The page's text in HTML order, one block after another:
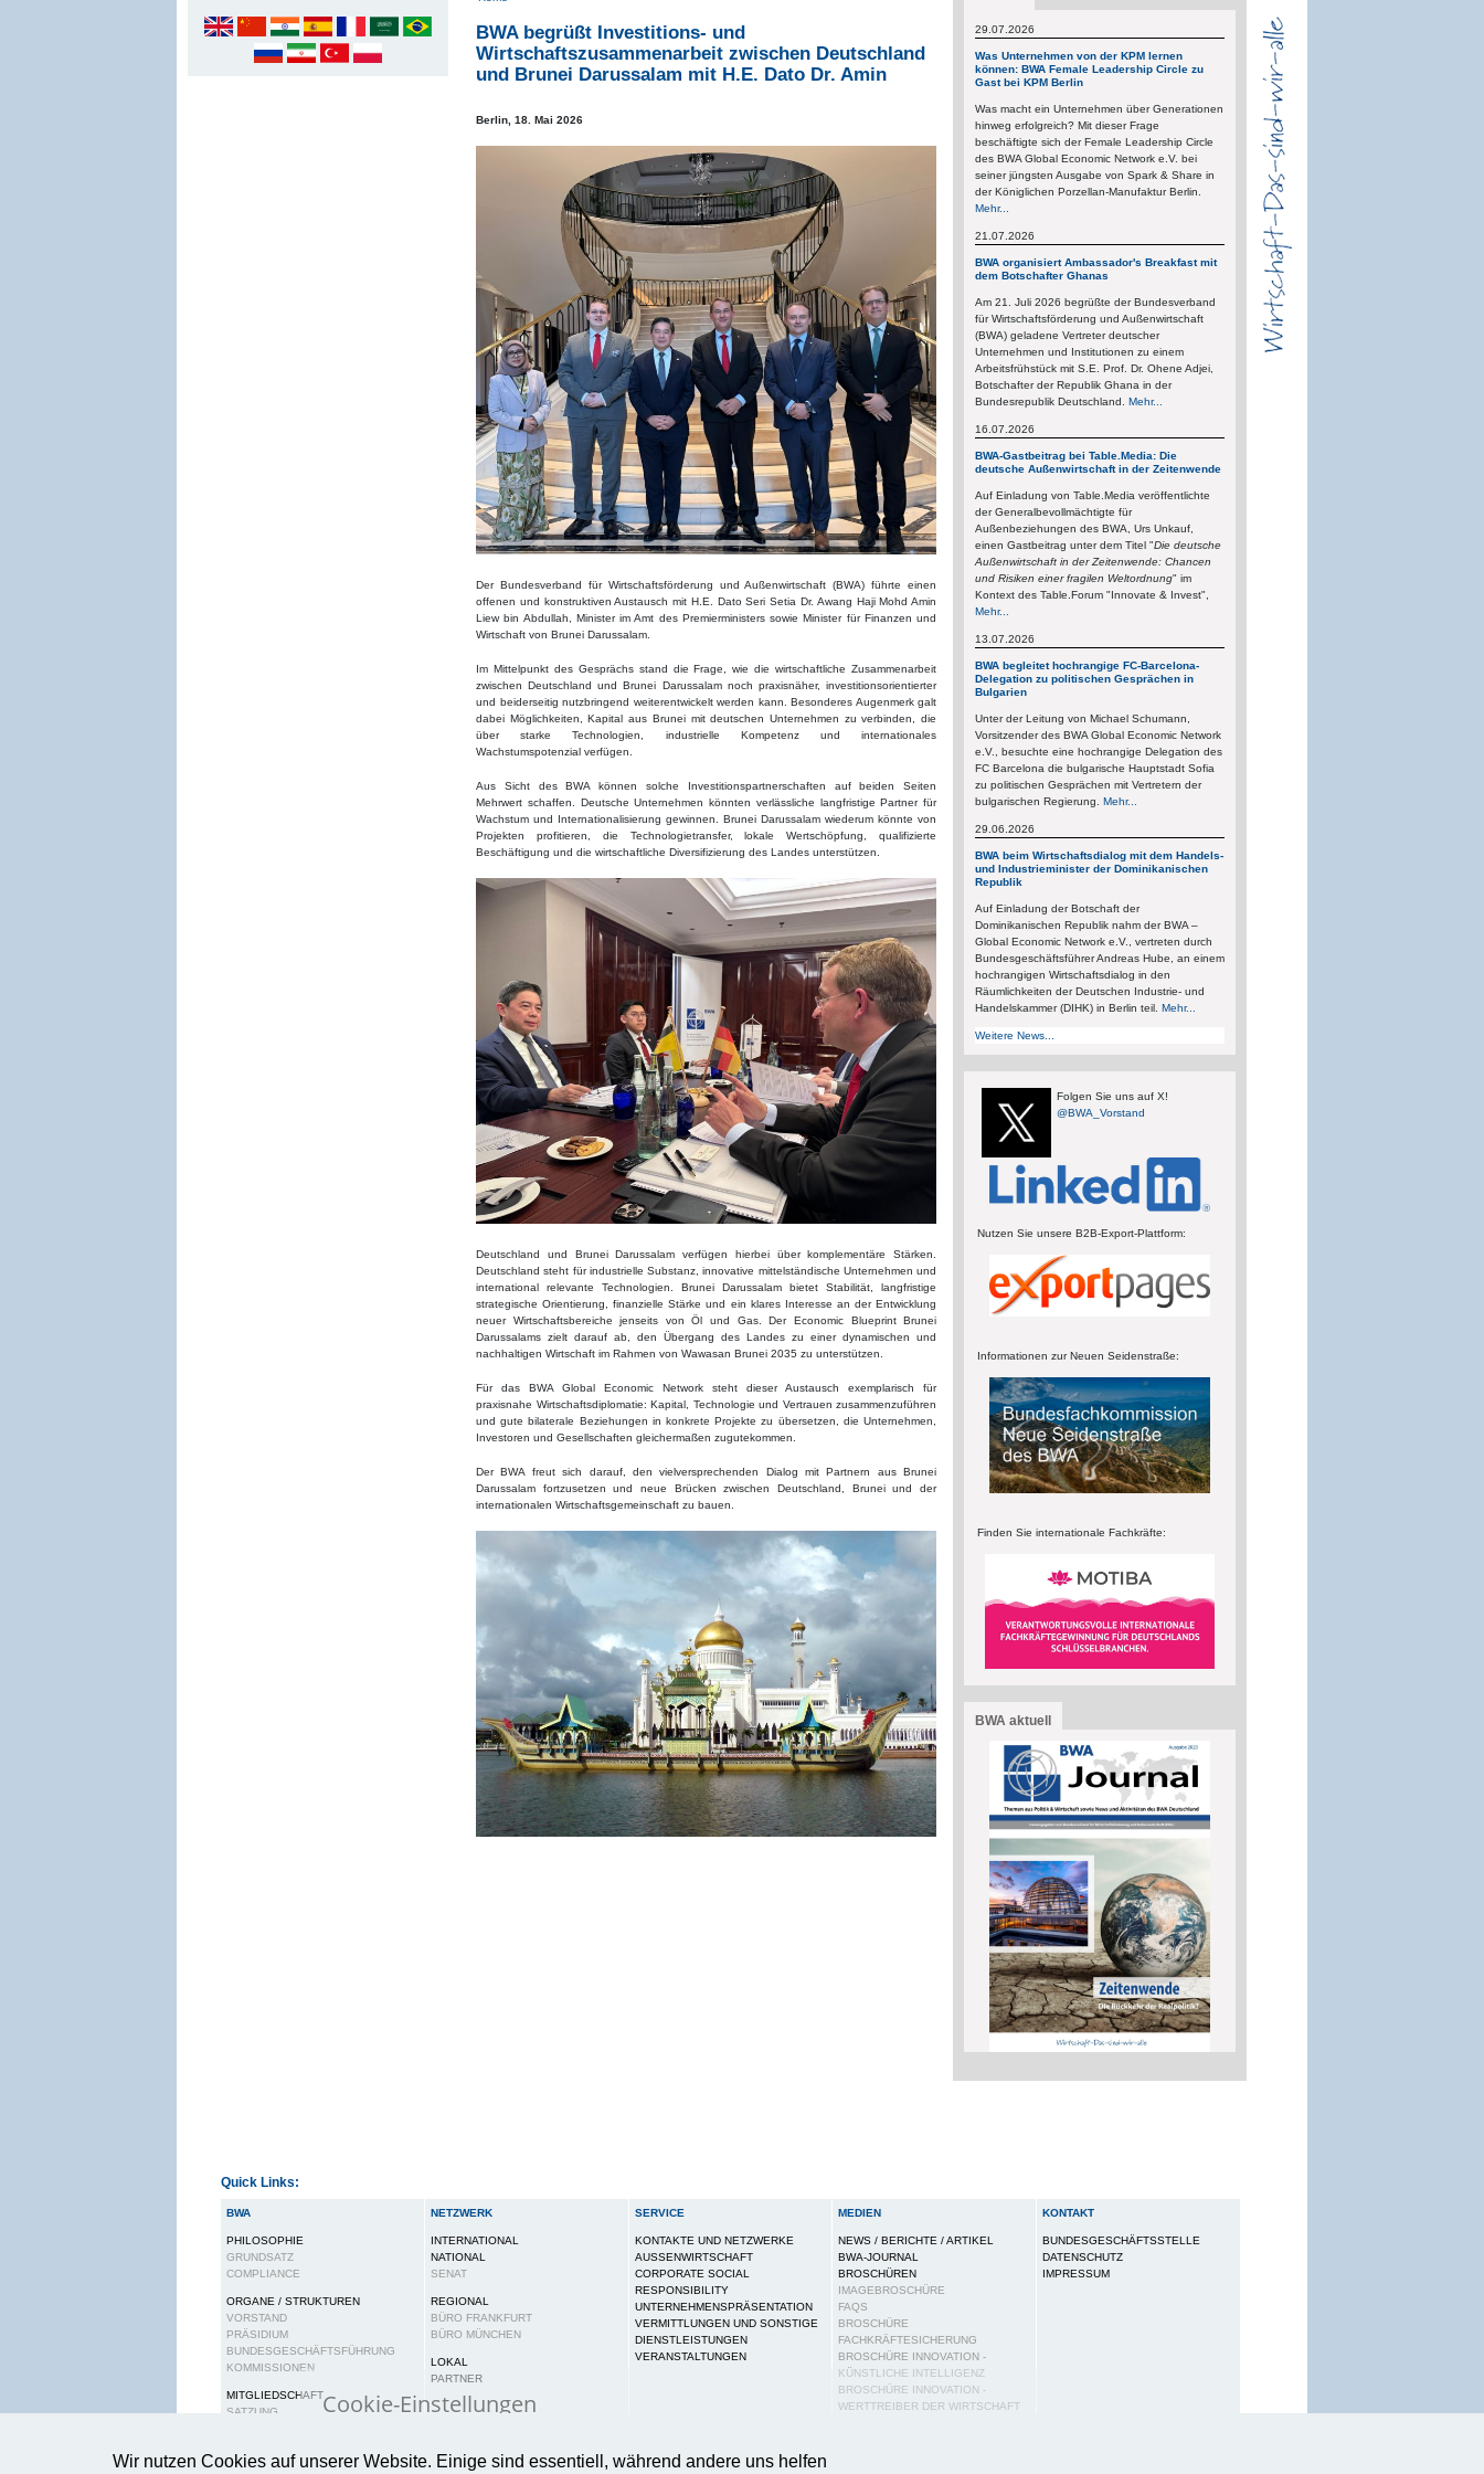
BWA begrüßt Investitions- und
Wirtschaftszusammenarbeit zwischen Deutschland
und Brunei Darussalam mit H.E. Dato Dr. Amin
Berlin, 18. Mai 2026
Der Bundesverband für Wirtschaftsförderung und Außenwirtschaft (BWA) führte einen
offenen und konstruktiven Austausch mit H.E. Dato Seri Setia Dr. Awang Haji Mohd Amin
Liew bin Abdullah, Minister im Amt des Premierministers sowie Minister für Finanzen und
Wirtschaft von Brunei Darussalam.
Im Mittelpunkt des Gesprächs stand die Frage, wie die wirtschaftliche Zusammenarbeit
zwischen Deutschland und Brunei Darussalam noch praxisnäher, investitionsorientierter
und beiderseitig nutzbringend weiterentwickelt werden kann. Besonderes Augenmerk galt
dabei Möglichkeiten, Kapital aus Brunei mit deutschen Unternehmen zu verbinden, die
über starke Technologien, industrielle Kompetenz und internationales
Wachstumspotenzial verfügen.
Aus Sicht des BWA können solche Investitionspartnerschaften auf beiden Seiten
Mehrwert schaffen. Deutsche Unternehmen könnten verlässliche langfristige Partner für
Wachstum und Internationalisierung gewinnen. Brunei Darussalam wiederum könnte von
Projekten profitieren, die Technologietransfer, lokale Wertschöpfung, qualifizierte
Beschäftigung und die wirtschaftliche Diversifizierung des Landes unterstützen.
Deutschland und Brunei Darussalam verfügen hierbei über komplementäre Stärken.
Deutschland steht für industrielle Substanz, innovative mittelständische Unternehmen und
international relevante Technologien. Brunei Darussalam bietet Stabilität, langfristige
strategische Orientierung, finanzielle Stärke und ein klares Interesse an der Entwicklung
neuer Wirtschaftsbereiche jenseits von Öl und Gas. Der Economic Blueprint Brunei
Darussalams zielt darauf ab, den Übergang des Landes zu einer dynamischen und
nachhaltigen Wirtschaft im Rahmen von Wawasan Brunei 2035 zu unterstützen.
Für das BWA Global Economic Network steht dieser Austausch exemplarisch für
praxisnahe Wirtschaftsdiplomatie: Kapital, Technologie und Vertrauen zusammenzuführen
und gute bilaterale Beziehungen in konkrete Projekte zu übersetzen, die Unternehmen,
Investoren und Gesellschaften gleichermaßen zugutekommen.
Der BWA freut sich darauf, den vielversprechenden Dialog mit Partnern aus Brunei
Darussalam fortzusetzen und neue Brücken zwischen Deutschland, Brunei und der
internationalen Wirtschaftsgemeinschaft zu bauen.
29.07.2026
Was Unternehmen von der KPM lernen
können: BWA Female Leadership Circle zu
Gast bei KPM Berlin
Was macht ein Unternehmen über Generationen
hinweg erfolgreich? Mit dieser Frage
beschäftigte sich der Female Leadership Circle
des BWA Global Economic Network e.V. bei
seiner jüngsten Ausgabe von Spark & Share in
der Königlichen Porzellan-Manufaktur Berlin.
Mehr...
21.07.2026
BWA organisiert Ambassador's Breakfast mit
dem Botschafter Ghanas
Am 21. Juli 2026 begrüßte der Bundesverband
für Wirtschaftsförderung und Außenwirtschaft
(BWA) geladene Vertreter deutscher
Unternehmen und Institutionen zu einem
Arbeitsfrühstück mit S.E. Prof. Dr. Ohene Adjei,
Botschafter der Republik Ghana in der
Bundesrepublik Deutschland.Mehr...
16.07.2026
BWA-Gastbeitrag bei Table.Media: Die
deutsche Außenwirtschaft in der Zeitenwende
Auf Einladung von Table.Media veröffentlichte
der Generalbevollmächtigte für
Außenbeziehungen des BWA, Urs Unkauf,
einen Gastbeitrag unter dem Titel "Die deutsche
Außenwirtschaft in der Zeitenwende: Chancen
und Risiken einer fragilen Weltordnung" im
Kontext des Table.Forum "Innovate & Invest",
Mehr...
13.07.2026
BWA begleitet hochrangige FC-Barcelona-
Delegation zu politischen Gesprächen in
Bulgarien
Unter der Leitung von Michael Schumann,
Vorsitzender des BWA Global Economic Network
e.V., besuchte eine hochrangige Delegation des
FC Barcelona die bulgarische Hauptstadt Sofia
zu politischen Gesprächen mit Vertretern der
bulgarischen Regierung.Mehr...
29.06.2026
BWA beim Wirtschaftsdialog mit dem Handels-
und Industrieminister der Dominikanischen
Republik
Auf Einladung der Botschaft der
Dominikanischen Republik nahm der BWA –
Global Economic Network e.V., vertreten durch
Bundesgeschäftsführer Andreas Hube, an einem
hochrangigen Wirtschaftsdialog in den
Räumlichkeiten der Deutschen Industrie- und
Handelskammer (DIHK) in Berlin teil.Mehr...
Weitere News...
Folgen Sie uns auf X!
@BWA_Vorstand
Nutzen Sie unsere B2B-Export-Plattform:
Informationen zur Neuen Seidenstraße:
Finden Sie internationale Fachkräfte:
BWA aktuell
Quick Links:
BWA
PHILOSOPHIE
GRUNDSATZ
COMPLIANCE
ORGANE / STRUKTUREN
VORSTAND
PRÄSIDIUM
BUNDESGESCHÄFTSFÜHRUNG
KOMMISSIONEN
MITGLIEDSCHAFT
SATZUNG
NETZWERK
INTERNATIONAL
NATIONAL
SENAT
REGIONAL
BÜRO FRANKFURT
BÜRO MÜNCHEN
LOKAL
PARTNER
SERVICE
KONTAKTE UND NETZWERKE
AUSSENWIRTSCHAFT
CORPORATE SOCIAL
RESPONSIBILITY
UNTERNEHMENSPRÄSENTATION
VERMITTLUNGEN UND SONSTIGE
DIENSTLEISTUNGEN
VERANSTALTUNGEN
MEDIEN
NEWS / BERICHTE / ARTIKEL
BWA-JOURNAL
BROSCHÜREN
IMAGEBROSCHÜRE
FAQS
BROSCHÜRE
FACHKRÄFTESICHERUNG
BROSCHÜRE INNOVATION -
KÜNSTLICHE INTELLIGENZ
BROSCHÜRE INNOVATION -
WERTTREIBER DER WIRTSCHAFT
KONTAKT
BUNDESGESCHÄFTSSTELLE
DATENSCHUTZ
IMPRESSUM
Wir nutzen Cookies auf unserer Website. Einige sind essentiell, während andere uns helfen
Cookie-Einstellungen
Wir verwenden Cookies auf dieser Webseite, um Ihnen ein bestmögliches Nutzungserlebnis zu
gewährleisten.Weitere Informationen